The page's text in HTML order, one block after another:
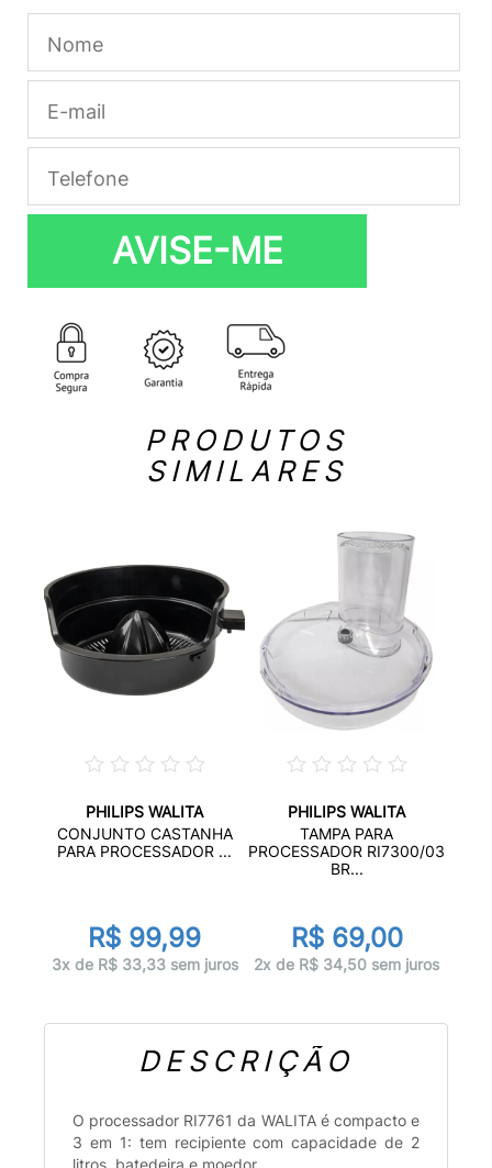
AVISE-ME
PRODUTOS
SIMILARES
PHILIPS WALITA
CONJUNTO CASTANHA
PARA PROCESSADOR ...
R$ 99,99
3x de R$ 33,33 sem juros
PHILIPS WALITA
TAMPA PARA
PROCESSADOR RI7300/03
BR...
R$ 69,00
2x de R$ 34,50 sem juros
DESCRIÇÃO
O processador RI7761 da WALITA é compacto e
3 em 1: tem recipiente com capacidade de 2
litros, batedeira e moedor.